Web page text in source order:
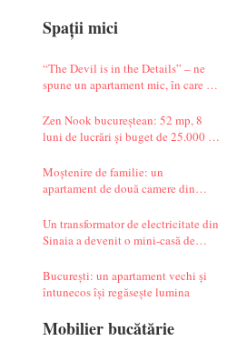
Spații mici
“The Devil is in the Details” – ne
spune un apartament mic, în care te
Zen Nook bucureștean: 52 mp, 8
luni de lucrări și buget de 25.000 de
Moștenire de familie: un
apartament de două camere din
Un transformator de electricitate din
Sinaia a devenit o mini-casă de
București: un apartament vechi și
întunecos își regăsește lumina
Mobilier bucătărie